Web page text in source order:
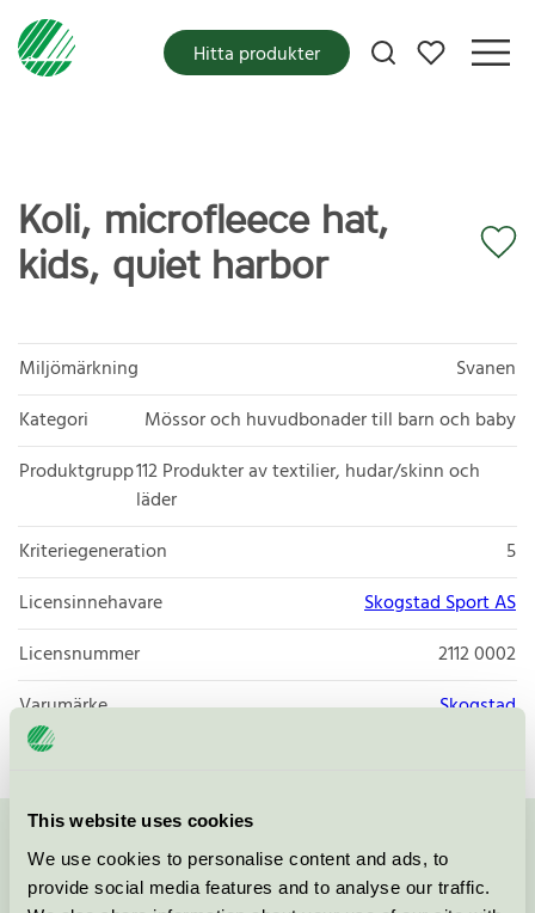
This website uses cookies
We use cookies to personalise content and ads, to
provide social media features and to analyse our traffic.
Mina favoriter
Hitta produkter
Koli, microfleece hat,
kids, quiet harbor
Miljömärkning
Svanen
Kategori
Mössor och huvudbonader till barn och baby
Produktgrupp112 Produkter av textilier, hudar/skinn och
läder
Kriteriegeneration
5
Licensinnehavare
Skogstad Sport AS
Licensnummer
2112 0002
Varumärke
Skogstad
Kontakta oss på08-55 55 24 00eller via formuläret: